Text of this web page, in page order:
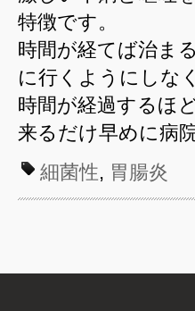
特徴です。
時間が経てば治ま
に行くようにしな
時間が経過するほ
来るだけ早めに病
細菌性, 胃腸炎